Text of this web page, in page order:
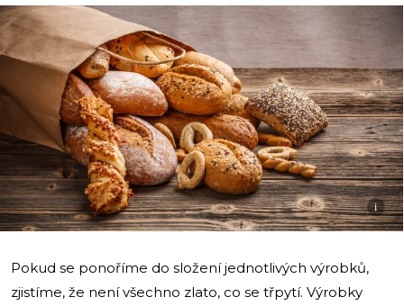
i
Pokud se ponoříme do složení jednotlivých výrobků,
zjistíme, že není všechno zlato, co se třpytí. Výrobky